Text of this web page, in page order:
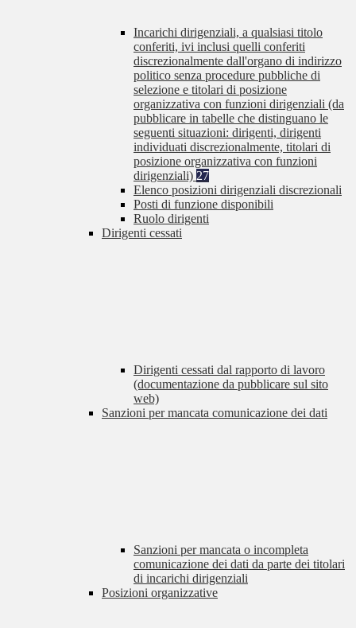
Incarichi dirigenziali, a qualsiasi titolo
conferiti, ivi inclusi quelli conferiti
discrezionalmente dall'organo di indirizzo
politico senza procedure pubbliche di
selezione e titolari di posizione
organizzativa con funzioni dirigenziali (da
pubblicare in tabelle che distinguano le
seguenti situazioni: dirigenti, dirigenti
individuati discrezionalmente, titolari di
posizione organizzativa con funzioni
dirigenziali) 27
Elenco posizioni dirigenziali discrezionali
Posti di funzione disponibili
Ruolo dirigenti
Dirigenti cessati
Dirigenti cessati dal rapporto di lavoro
(documentazione da pubblicare sul sito
web)
Sanzioni per mancata comunicazione dei dati
Sanzioni per mancata o incompleta
comunicazione dei dati da parte dei titolari
di incarichi dirigenziali
Posizioni organizzative